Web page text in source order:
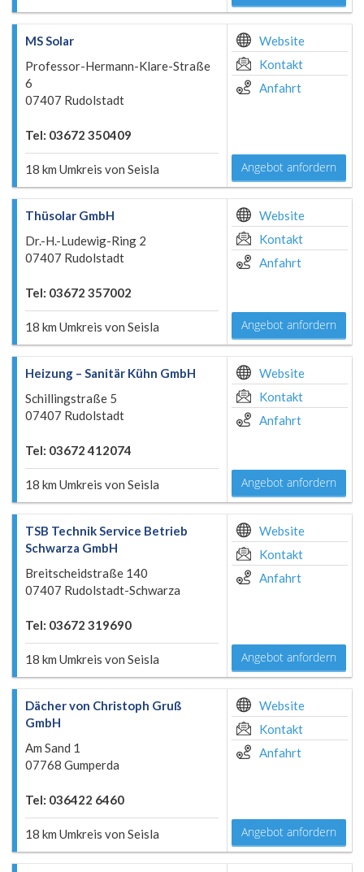
MS Solar
Professor-Hermann-Klare-Straße
6
07407 Rudolstadt
Tel: 03672 350409
18 km Umkreis von Seisla
Website
Kontakt
Anfahrt
Angebot anfordern
Thüsolar GmbH
Dr.-H.-Ludewig-Ring 2
07407 Rudolstadt
Tel: 03672 357002
18 km Umkreis von Seisla
Website
Kontakt
Anfahrt
Angebot anfordern
Heizung – Sanitär Kühn GmbH
Schillingstraße 5
07407 Rudolstadt
Tel: 03672 412074
18 km Umkreis von Seisla
Website
Kontakt
Anfahrt
Angebot anfordern
TSB Technik Service Betrieb
Schwarza GmbH
Breitscheidstraße 140
07407 Rudolstadt-Schwarza
Tel: 03672 319690
18 km Umkreis von Seisla
Website
Kontakt
Anfahrt
Angebot anfordern
Dächer von Christoph Gruß
GmbH
Am Sand 1
07768 Gumperda
Tel: 036422 6460
18 km Umkreis von Seisla
Website
Kontakt
Anfahrt
Angebot anfordern